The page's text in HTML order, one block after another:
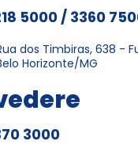
5000 / 3360
dos Timbiras, 638 -
Horizonte/MG
3000